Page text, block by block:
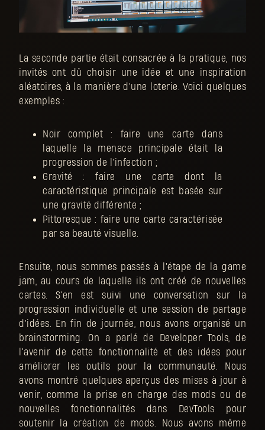
La seconde partie était consacrée à la pratique, nos
invités ont dû choisir une idée et une inspiration
aléatoires, à la manière d'une loterie. Voici quelques
exemples :
Noir complet : faire une carte dans
laquelle la menace principale était la
progression de l'infection ;
Gravité : faire une carte dont la
caractéristique principale est basée sur
une gravité différente ;
Pittoresque : faire une carte caractérisée
par sa beauté visuelle.
Ensuite, nous sommes passés à l'étape de la game
jam, au cours de laquelle ils ont créé de nouvelles
cartes. S'en est suivi une conversation sur la
progression individuelle et une session de partage
d'idées. En fin de journée, nous avons organisé un
brainstorming. On a parlé de Developer Tools, de
l'avenir de cette fonctionnalité et des idées pour
améliorer les outils pour la communauté. Nous
avons montré quelques aperçus des mises à jour à
venir, comme la prise en charge des mods ou de
nouvelles fonctionnalités dans DevTools pour
soutenir la création de mods. Nous avons même